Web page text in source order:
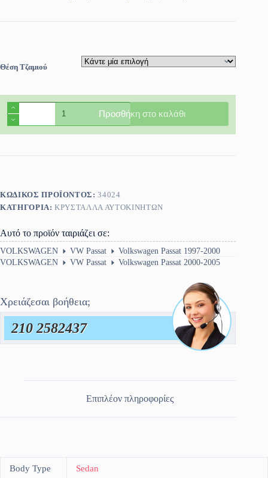
Θέση Τζαμιού
Πίσω
τζάμι
πόρτας
αριστερό/
ποσότητα
Προσθήκη στο καλάθι
ΚΩΔΙΚΌΣ ΠΡΟΪΌΝΤΟΣ:34024
ΚΑΤΗΓΟΡΊΑ:ΚΡΎΣΤΑΛΛΑ ΑΥΤΟΚΙΝΉΤΩΝ
Αυτό το προϊόν ταιριάζει σε:
VOLKSWAGEN VW Passat
Volkswagen Passat 1997-2000
VOLKSWAGEN
VW Passat Volkswagen Passat 2000-2005
Χρειάζεσαι βοήθεια;
210 2582437
Επιπλέον πληροφορίες
Body Type Sedan